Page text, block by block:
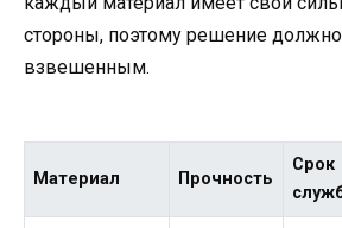
стороны, поэтому решение
взвешенным.
Материал Прочность
Срок